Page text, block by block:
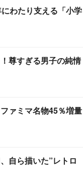
わたり支える「小学
尊すぎる男子の純情
ァミマ名物45％増量
自ら描いた”レトロ